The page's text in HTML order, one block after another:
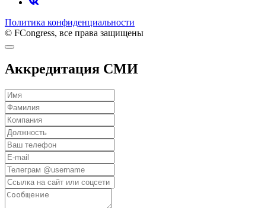
Политика конфиденциальности
© FCongress, все права защищены
Аккредитация СМИ